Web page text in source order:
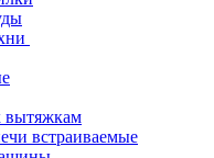
вытяжкам
встраиваемые